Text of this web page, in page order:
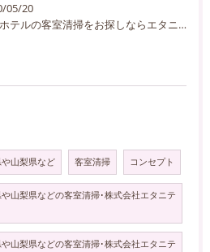
05/20
静岡でホテルの客室清掃をお探しならエタニティーへ
山梨県など 客室清掃 コンセプト
山梨県などの客室清掃･株式会社エタニテ
山梨県などの客室清掃･株式会社エタニテ